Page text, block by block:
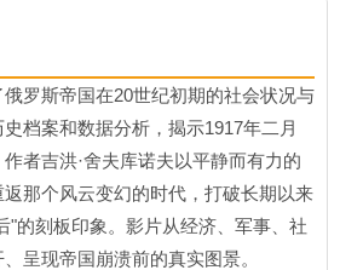
罗斯帝国在20世纪初期的社会状况与
档案和数据分析，揭示1917年二月
者吉洪·舍夫库诺夫以平静而有力的
那个风云变幻的时代，打破长期以来
"的刻板印象。影片从经济、军事、社
呈现帝国崩溃前的真实图景。